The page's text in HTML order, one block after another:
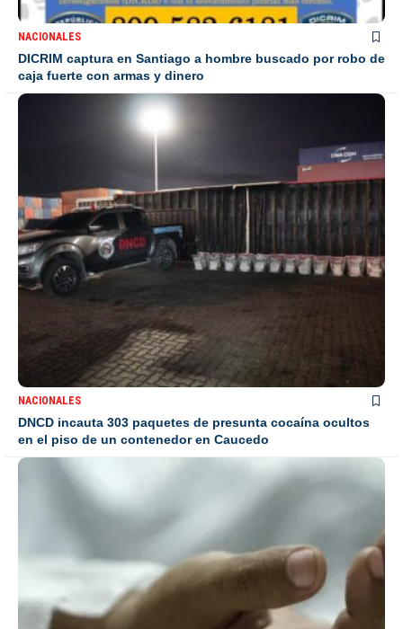
NACIONALES
DICRIM captura en Santiago a hombre buscado por robo de
caja fuerte con armas y dinero
NACIONALES
DNCD incauta 303 paquetes de presunta cocaína ocultos
en el piso de un contenedor en Caucedo